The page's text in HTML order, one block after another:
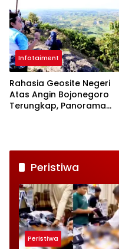
Infotaiment
Rahasia Geosite Negeri
Atas Angin Bojonegoro
Terungkap, Panorama
Peristiwa
Peristiwa